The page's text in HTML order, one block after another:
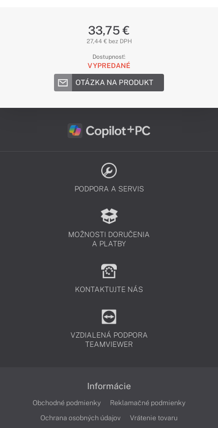
33,75 €
27,44 € bez DPH
Dostupnosť:
VYPREDANÉ
OTÁZKA NA PRODUKT
PODPORA A SERVIS
MOŽNOSTI DORUČENIA
A PLATBY
KONTAKTUJTE NÁS
VZDIALENÁ PODPORA
TEAMVIEWER
Informácie
Obchodné podmienky
Reklamačné podmienky
Ochrana osobných údajov
Vrátenie tovaru